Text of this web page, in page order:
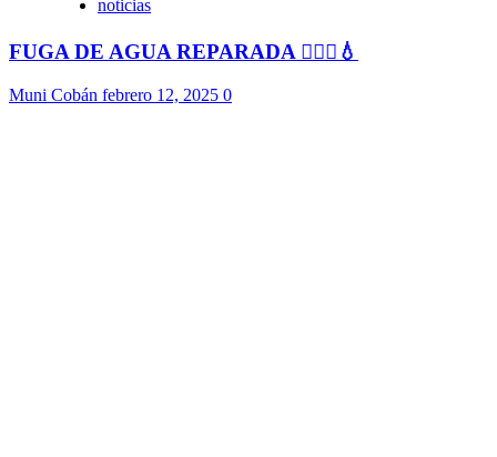
noticias
FUGA DE AGUA REPARADA 👷🏻‍♂️💧
Muni Cobán febrero 12, 2025 0